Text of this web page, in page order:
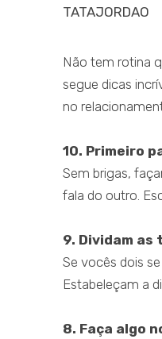
TATAJORDAO
Não tem rotina
segue dicas
no
10. Primeiro
Sem brigas,
fala do outro.
9. Dividam as
Se vocês dois
Estabeleçam a
8. Faça algo